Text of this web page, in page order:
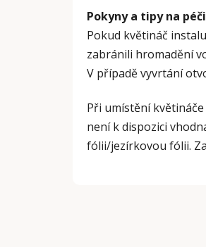
Pokyny a tipy na péči
Pokud květináč
zabránili hromadění
V případě vyvrtání
Při umístění
není k dispozici
fólii/jezírkovou fólii.